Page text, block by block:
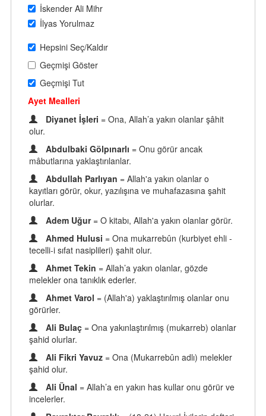
İskender Ali Mihr
İlyas Yorulmaz
Hepsini Seç/Kaldır
Geçmişi Göster
Geçmişi Tut
Ayet Mealleri
Diyanet İşleri = Ona, Allah’a yakın olanlar şâhit
olur.
Abdulbaki Gölpınarlı = Onu görür ancak
mâbutlarına yaklaştırılanlar.
Abdullah Parlıyan = Allah'a yakın olanlar o
kayıtları görür, okur, yazılışına ve muhafazasına şahit
olurlar.
Adem Uğur = O kitabı, Allah'a yakın olanlar görür.
Ahmed Hulusi = Ona mukarrebûn (kurbiyet ehli -
tecelli-i sıfat nasiplileri) şahit olur.
Ahmet Tekin = Allah’a yakın olanlar, gözde
melekler ona tanıklık ederler.
Ahmet Varol = (Allah'a) yaklaştırılmış olanlar onu
görürler.
Ali Bulaç = Ona yakınlaştırılmış (mukarreb) olanlar
şahid olurlar.
Ali Fikri Yavuz = Ona (Mukarrebûn adlı) melekler
şahid olur.
Ali Ünal = Allah’a en yakın has kullar onu görür ve
incelerler.